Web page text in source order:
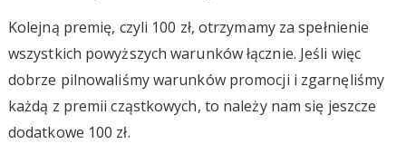
Kolejną premię, czyli 100 zł, otrzymamy za spełnienie
wszystkich powyższych warunków łącznie. Jeśli więc
dobrze pilnowaliśmy warunków promocji i zgarnęliśmy
każdą z premii cząstkowych, to należy nam się jeszcze
dodatkowe 100 zł.